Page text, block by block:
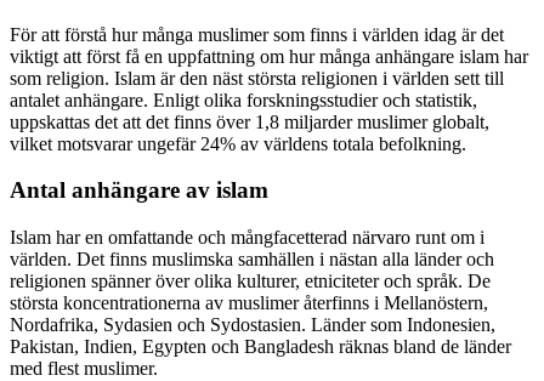
För att förstå hur många muslimer som finns i världen idag är det
viktigt att först få en uppfattning om hur många anhängare islam har
som religion. Islam är den näst största religionen i världen sett till
antalet anhängare. Enligt olika forskningsstudier och statistik,
uppskattas det att det finns över 1,8 miljarder muslimer globalt,
vilket motsvarar ungefär 24% av världens totala befolkning.
Antal anhängare av islam
Islam har en omfattande och mångfacetterad närvaro runt om i
världen. Det finns muslimska samhällen i nästan alla länder och
religionen spänner över olika kulturer, etniciteter och språk. De
största koncentrationerna av muslimer återfinns i Mellanöstern,
Nordafrika, Sydasien och Sydostasien. Länder som Indonesien,
Pakistan, Indien, Egypten och Bangladesh räknas bland de länder
med flest muslimer.